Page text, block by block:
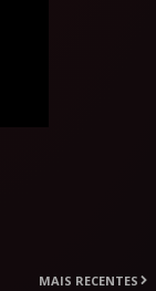
MAIS RECENTES